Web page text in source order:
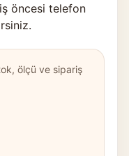
öncesi telefon
ölçü ve sipariş